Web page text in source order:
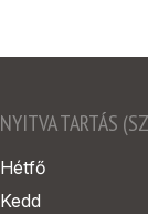
NYITVA TARTÁS
Hétfő
Kedd